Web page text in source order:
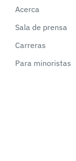
Acerca
Sala de prensa
Carreras
Para minoristas